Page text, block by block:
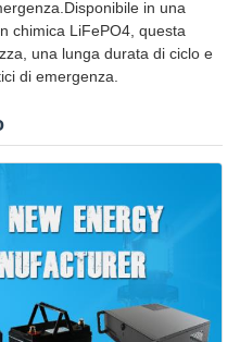
in una
chimica LiFePO4, questa
una lunga durata di ciclo e
di emergenza.